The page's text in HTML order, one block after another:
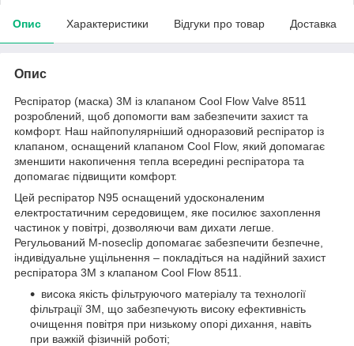
Опис Характеристики Відгуки про товар Доставка
Опис
Респіратор (маска) 3M із клапаном Cool Flow Valve 8511
розроблений, щоб допомогти вам забезпечити захист та
комфорт. Наш найпопулярніший одноразовий респіратор із
клапаном, оснащений клапаном Cool Flow, який допомагає
зменшити накопичення тепла всередині респіратора та
допомагає підвищити комфорт.
Цей респіратор N95 оснащений удосконаленим
електростатичним середовищем, яке посилює захоплення
частинок у повітрі, дозволяючи вам дихати легше.
Регульований M-noseclip допомагає забезпечити безпечне,
індивідуальне ущільнення – покладіться на надійний захист
респіратора 3M з клапаном Cool Flow 8511.
висока якість фільтруючого матеріалу та технології
фільтрації 3М, що забезпечують високу ефективність
очищення повітря при низькому опорі дихання, навіть
при важкій фізичній роботі;